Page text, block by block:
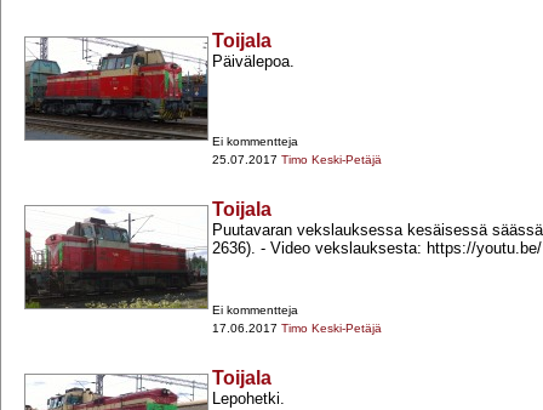
Toijala
Päivälepoa.
Ei kommentteja
25.07.2017 Timo Keski-Petäjä
Toijala
Puutavaran vekslauksessa kesäisessä
2636). -​ Video vekslauksesta: https://
Ei kommentteja
17.06.2017 Timo Keski-Petäjä
Toijala
Lepohetki.